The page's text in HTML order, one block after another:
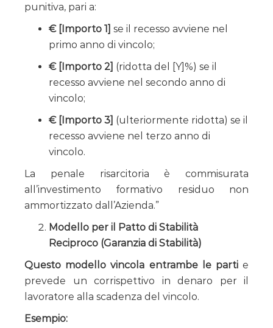
punitiva, pari a:
€ [Importo 1] se il recesso avviene nel
primo anno di vincolo;
€ [Importo 2] (ridotta del [Y]%) se il
recesso avviene nel secondo anno di
vincolo;
€ [Importo 3] (ulteriormente ridotta) se il
recesso avviene nel terzo anno di
vincolo.
La penale risarcitoria è commisurata
all’investimento formativo residuo non
ammortizzato dall’Azienda.”
Modello per il Patto di Stabilità
Reciproco (Garanzia di Stabilità)
Questo modello vincola entrambe le partie
prevede un corrispettivo in denaro per il
lavoratore alla scadenza del vincolo.
Esempio: